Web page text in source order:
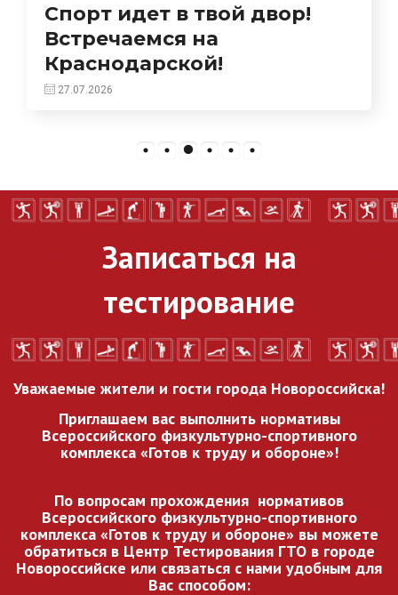
Спорт идет в твой двор!
Встречаемся на
Краснодарской!
27.07.2026
Записаться на
тестирование
Уважаемые жители и гости города Новороссийска!
Приглашаем вас выполнить нормативы
Всероссийского физкультурно-спортивного
комплекса «Готов к труду и обороне»!
По вопросам прохождения нормативов
Всероссийского физкультурно-спортивного
комплекса «Готов к труду и обороне» вы можете
обратиться в Центр Тестирования ГТО в городе
Новороссийске или связаться с нами удобным для
Вас способом: